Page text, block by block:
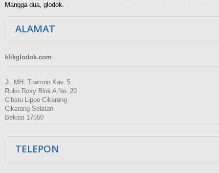
Mangga dua, glodok.
ALAMAT
klikglodok.com
Jl. MH. Thamrin Kav. 5
Ruko Roxy Blok A No. 20
Cibatu Lippo Cikarang
Cikarang Selatan
Bekasi 17550
TELEPON